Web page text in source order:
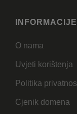
INFORMACIJE
O nama
Uvjeti korištenja
Politika
Cjenik domena